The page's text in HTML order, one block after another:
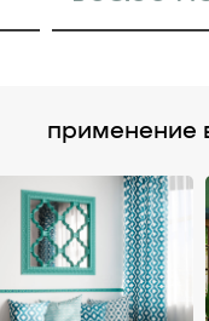
применение